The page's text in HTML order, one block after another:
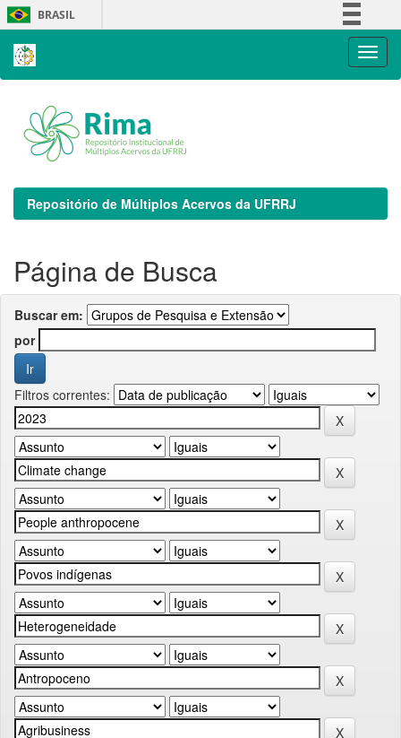
Skip
navigation
BRASIL
Repositório de Múltiplos Acervos da UFRRJ
Página de Busca
Buscar em:
por
Filtros correntes: